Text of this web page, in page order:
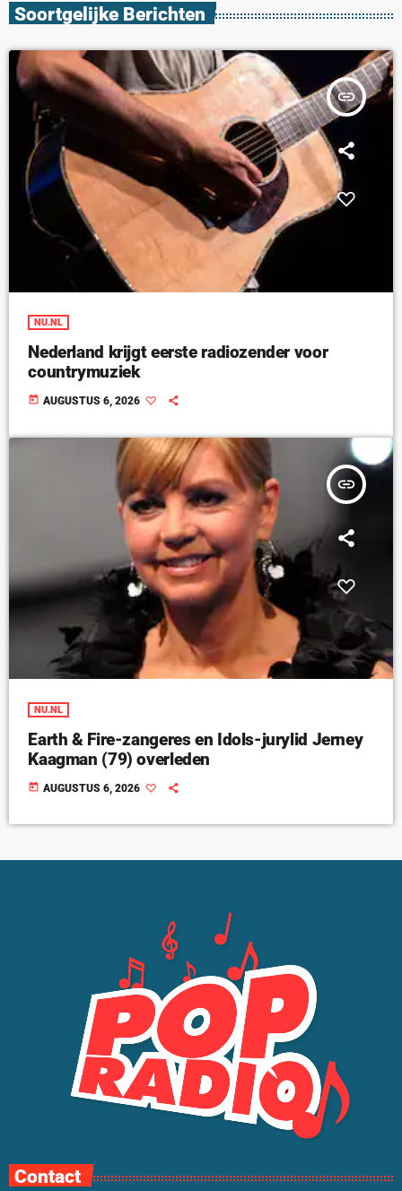
Soortgelijke Berichten
insert_link
NU.NL
Nederland krijgt eerste radiozender voor
countrymuziek
today AUGUSTUS 6, 2026
insert_link
NU.NL
Earth & Fire-zangeres en Idols-jurylid Jerney
Kaagman (79) overleden
today AUGUSTUS 6, 2026
Contact